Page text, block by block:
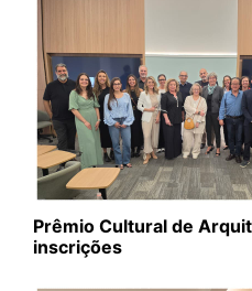
Prêmio Cultural de
inscrições